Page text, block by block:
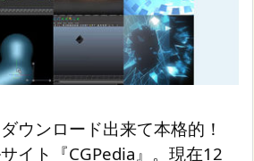
ウンロード出来て本格的！
イト『CGPedia』。現在12